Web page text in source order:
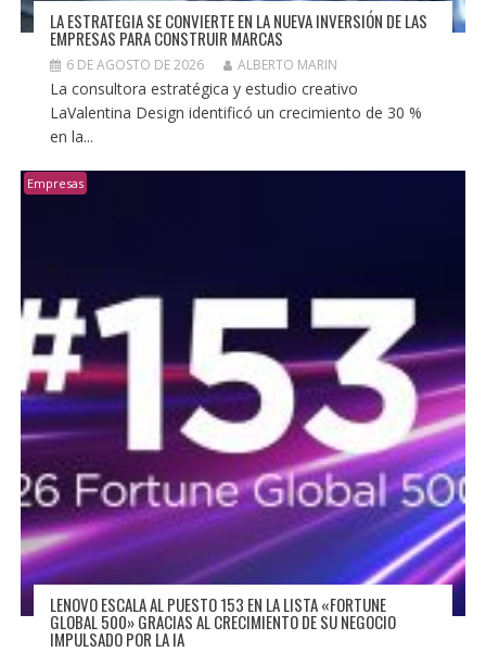
LA ESTRATEGIA SE CONVIERTE EN LA NUEVA INVERSIÓN DE LAS
EMPRESAS PARA CONSTRUIR MARCAS
6 DE AGOSTO DE 2026 ALBERTO MARIN
La consultora estratégica y estudio creativo
LaValentina Design identificó un crecimiento de 30 %
en la...
Empresas
LENOVO ESCALA AL PUESTO 153 EN LA LISTA «FORTUNE
GLOBAL 500» GRACIAS AL CRECIMIENTO DE SU NEGOCIO
IMPULSADO POR LA IA